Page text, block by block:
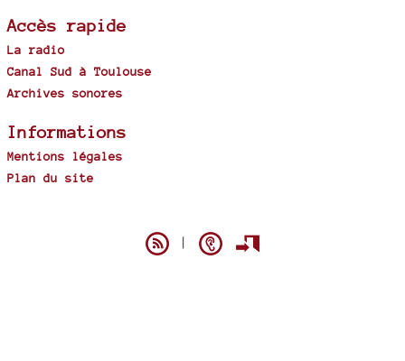
Accès rapide
La radio
Canal Sud à Toulouse
Archives sonores
Informations
Mentions légales
Plan du site
|